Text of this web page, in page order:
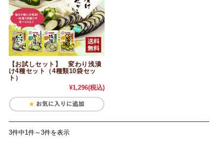
【お試しセット】 変わり浅漬
け4種セット（4種類10袋セッ
ト）
¥1,296(税込)
3件中1件～3件を表示